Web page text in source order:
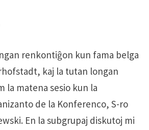
renkontiĝon kun fama belga
kaj la tutan longan
la matena sesio kun la
de la Konferenco, S-ro
En la subgrupaj diskutoj mi